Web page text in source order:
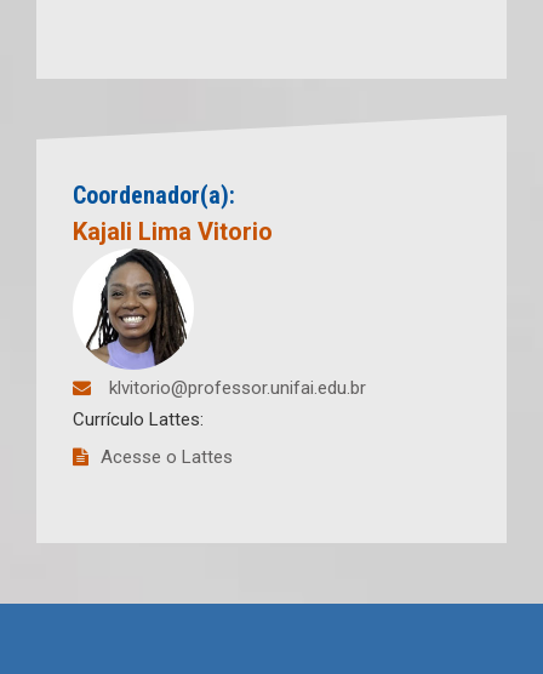
Coordenador(a):
Kajali Lima Vitorio
klvitorio@professor.unifai.edu.br
Currículo Lattes:
Acesse o Lattes